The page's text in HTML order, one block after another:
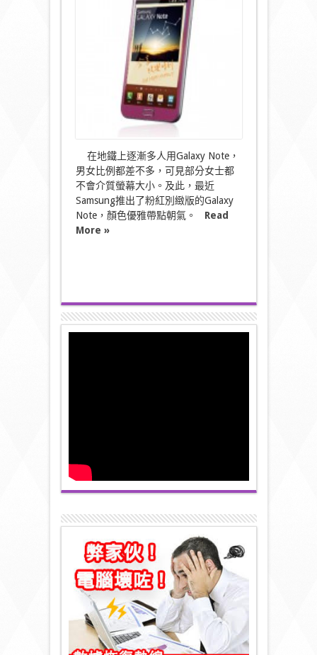
迷
人
粉
紅
Galaxy
Note〉
在地鐵上逐漸多人用Galaxy Note，
男女比例都差不多，可見部分女士都
不會介質螢幕大小。及此，最近
Samsung推出了粉紅別緻版的Galaxy
Note，顏色優雅帶點朝氣。 Read
More »